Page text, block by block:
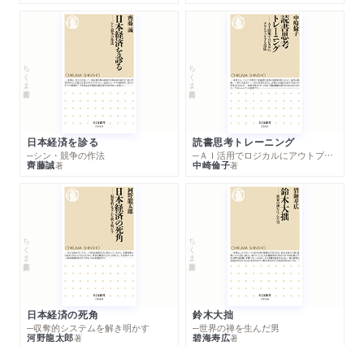
ちくま新書
日本経済を診る
─シン・競争の作法
齊藤誠著
ちくま新書
読書思考トレーニング
─ＡＩ活用でロジカルにアウトプットする技法
中崎倫子著
ちくま新書
日本経済の死角
─収奪的システムを解き明かす
河野龍太郎著
ちくま新書
鈴木大拙
─世界の禅を生んだ男
碧海寿広著